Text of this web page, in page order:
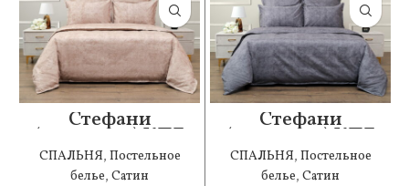
Стефани
(капучино) КПБ
сатин Евро
СПАЛЬНЯ, Постельное
белье, Сатин
Стефани
(антрацит) КПБ
сатин Евро
СПАЛЬНЯ, Постельное
белье, Сатин